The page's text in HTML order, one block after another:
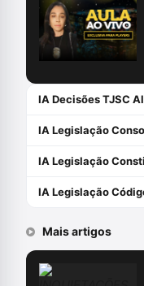
de
Academia
Catarina.
farda\" e
violência
livros e
IA Legislação
IA Legislação
IA Legislação
Mais artigos